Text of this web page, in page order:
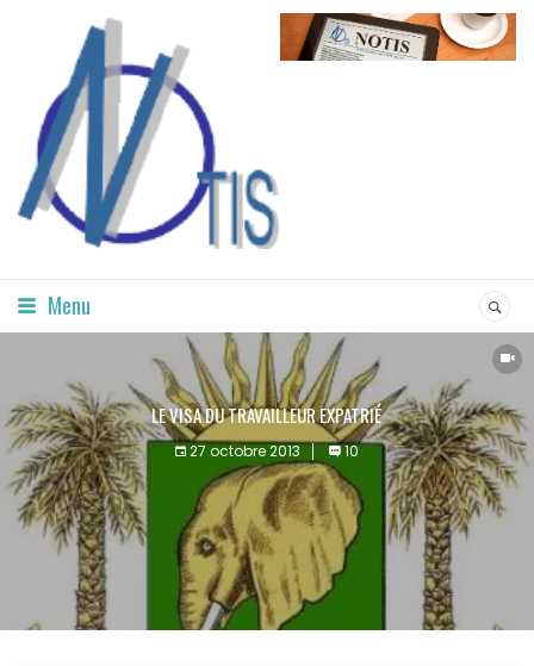
Menu
LE VISA DU TRAVAILLEUR EXPATRIÉ
27 octobre 2013 10